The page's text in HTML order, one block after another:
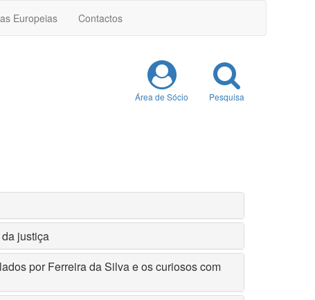
Europeias Contactos
Área de Sócio Pesquisa
justiça
por Ferreira da Silva e os curiosos com